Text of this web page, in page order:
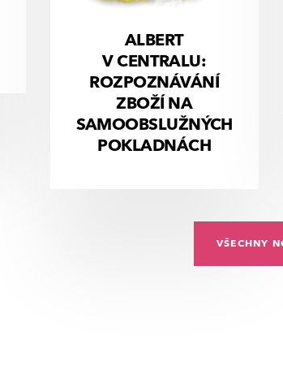
ALBERT
V CENTRALU:
ROZPOZNÁVÁNÍ
ZBOŽÍ NA
SAMOOBSLUŽNÝCH
POKLADNÁCH
VŠECHNY